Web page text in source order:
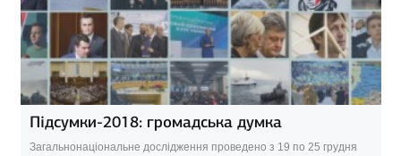
Підсумки-2018: громадська думка
Загальнонаціональне дослідження проведено з 19 по 25 грудня